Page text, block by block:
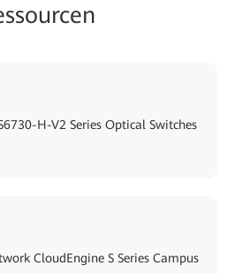
H-V2 Series Optical Switches
CloudEngine S Series Campus